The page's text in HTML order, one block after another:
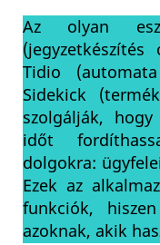
Az olyan
(jegyzetkészítés
Tidio
Sidekick
szolgálják,
időt
dolgokra:
Ezek az
funkciók,
azoknak, akik